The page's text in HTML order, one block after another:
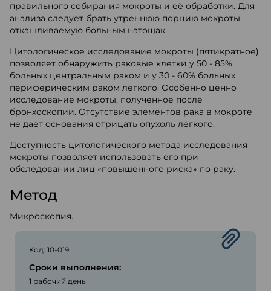
правильного собирания мокроты и её обработки. Для
анализа следует брать утреннюю порцию мокроты,
откашливаемую больным натощак.
Цитологическое исследование мокроты (пятикратное)
позволяет обнаружить раковые клетки у 50 - 85%
больных центральным раком и у 30 - 60% больных
периферическим раком лёгкого. Особенно ценно
исследование мокроты, полученное после
бронхоскопии. Отсутствие элементов рака в мокроте
не даёт основания отрицать опухоль лёгкого.
Доступность цитологического метода исследования
мокроты позволяет использовать его при
обследовании лиц «повышенного риска» по раку.
Метод
Микроскопия.
Код: 10-019
Сроки выполнения:
1 рабочий день